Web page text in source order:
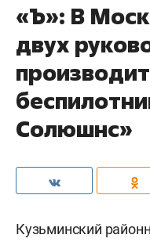
«Ъ»: В
двух
Солюшнс»
Кузьминский